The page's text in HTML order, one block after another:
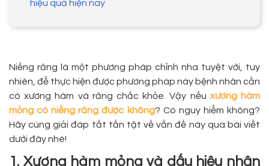
hiệu quả hiện nay
Niềng răng là một phương pháp chỉnh nha tuyệt vời, tuy
nhiên, để thực hiện được phương pháp này bệnh nhân cần
có xương hàm và răng chắc khỏe. Vậy nếu xương hàm
mỏng có niềng răng được không? Có nguy hiểm không?
Hãy cùng giải đáp tất tần tật về vấn đề này qua bài viết
dưới đây nhé!
1. Xương hàm mỏng và dấu hiệu nhận